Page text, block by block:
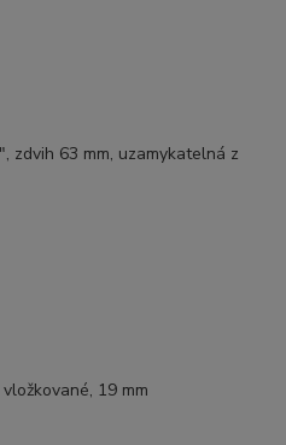
zdvih 63 mm, uzamykatelná z
19 mm